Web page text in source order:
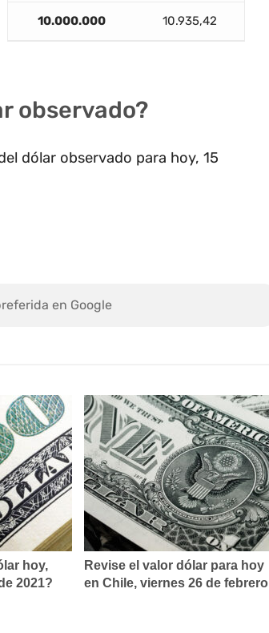
10.000.000 10.935,42
observado?
dólar observado para hoy, 15
en Google
hoy,
2021?
Revise el valor dólar para hoy
en Chile, viernes 26 de febrero